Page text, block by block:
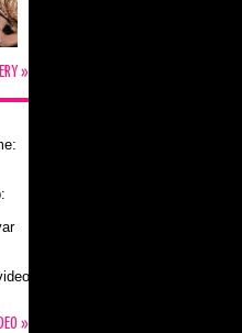
»
»